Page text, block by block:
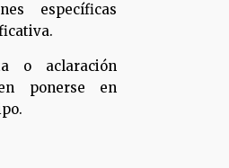
específicas
o aclaración
ponerse en